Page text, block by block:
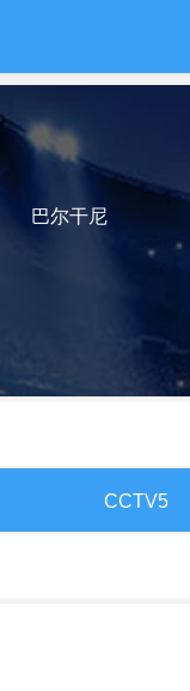
巴尔干尼
CCTV5